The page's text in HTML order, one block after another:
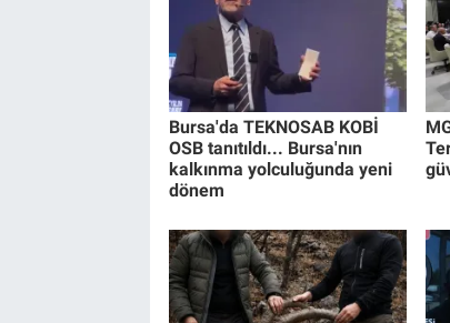
Bursa'da TEKNOSAB KOBİ
OSB tanıtıldı... Bursa'nın
kalkınma yolculuğunda yeni
dönem